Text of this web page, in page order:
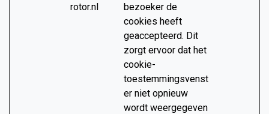
rotor.nl
bezoeker de
cookies heeft
geaccepteerd. Dit
zorgt ervoor dat het
cookie-
toestemmingsvenst
er niet opnieuw
wordt weergegeven